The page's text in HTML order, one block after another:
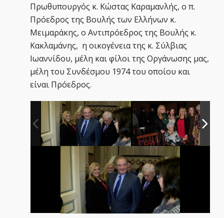
Πρωθυπουργός κ. Κώστας Καραμανλής, ο π.
Πρόεδρος της Βουλής των Ελλήνων κ.
Μειμαράκης, ο Αντιπρόεδρος της Βουλής κ.
Κακλαμάνης, η οικογένεια της κ. Σύλβιας
Ιωαννίδου, μέλη και φίλοι της Οργάνωσης μας,
μέλη του Συνδέσμου 1974 του οποίου και
είναι Πρόεδρος.